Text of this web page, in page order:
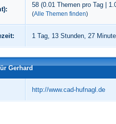
58 (0.01 Themen pro Tag |
(Alle Themen finden)
1 Tag, 13 Stunden, 27
Gerhard
http://www.cad-hufnagl.de